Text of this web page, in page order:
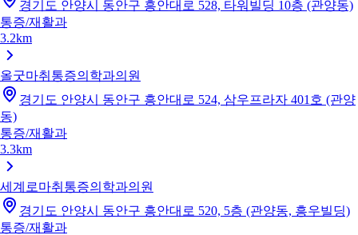
경기도 안양시 동안구 흥안대로 528, 타워빌딩 10층 (관양동)
통증/재활과
3.2km
올굿마취통증의학과의원
경기도 안양시 동안구 흥안대로 524, 삼우프라자 401호 (관양
동)
통증/재활과
3.3km
세계로마취통증의학과의원
경기도 안양시 동안구 흥안대로 520, 5층 (관양동, 흥우빌딩)
통증/재활과